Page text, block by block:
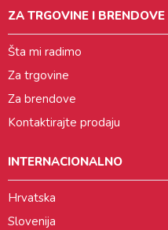
ZA TRGOVINE I BRENDOVE
Šta mi radimo
Za trgovine
Za brendove
Kontaktirajte prodaju
INTERNACIONALNO
Hrvatska
Slovenija